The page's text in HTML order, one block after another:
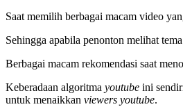
Saat memilih berbagai macam video
Sehingga apabila penonton melihat
Berbagai macam rekomendasi saat
Keberadaan algoritma youtube ini
untuk menaikkan viewers youtube.